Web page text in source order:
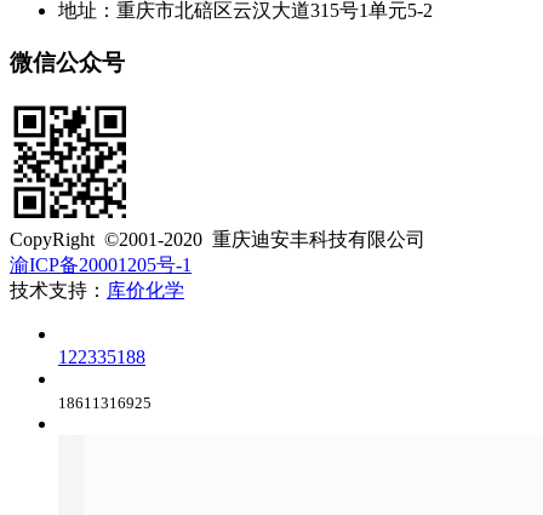
地址：重庆市北碚区云汉大道315号1单元5-2
微信公众号
​​CopyRight ©2001-2020 重庆迪安丰科技有限公司
渝ICP备20001205号-1
技术支持： 库价化学
122335188
18611316925